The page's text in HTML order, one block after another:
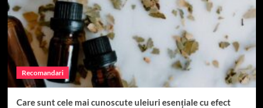
Recomandari
Care sunt cele mai cunoscute uleiuri esențiale cu efect